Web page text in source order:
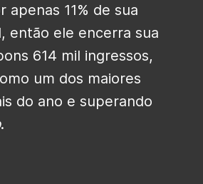
apenas 11% de sua
então ele encerra sua
614 mil ingressos,
um dos maiores
do ano e superando
.